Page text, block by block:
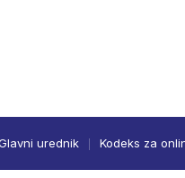
urednik Kodeks za